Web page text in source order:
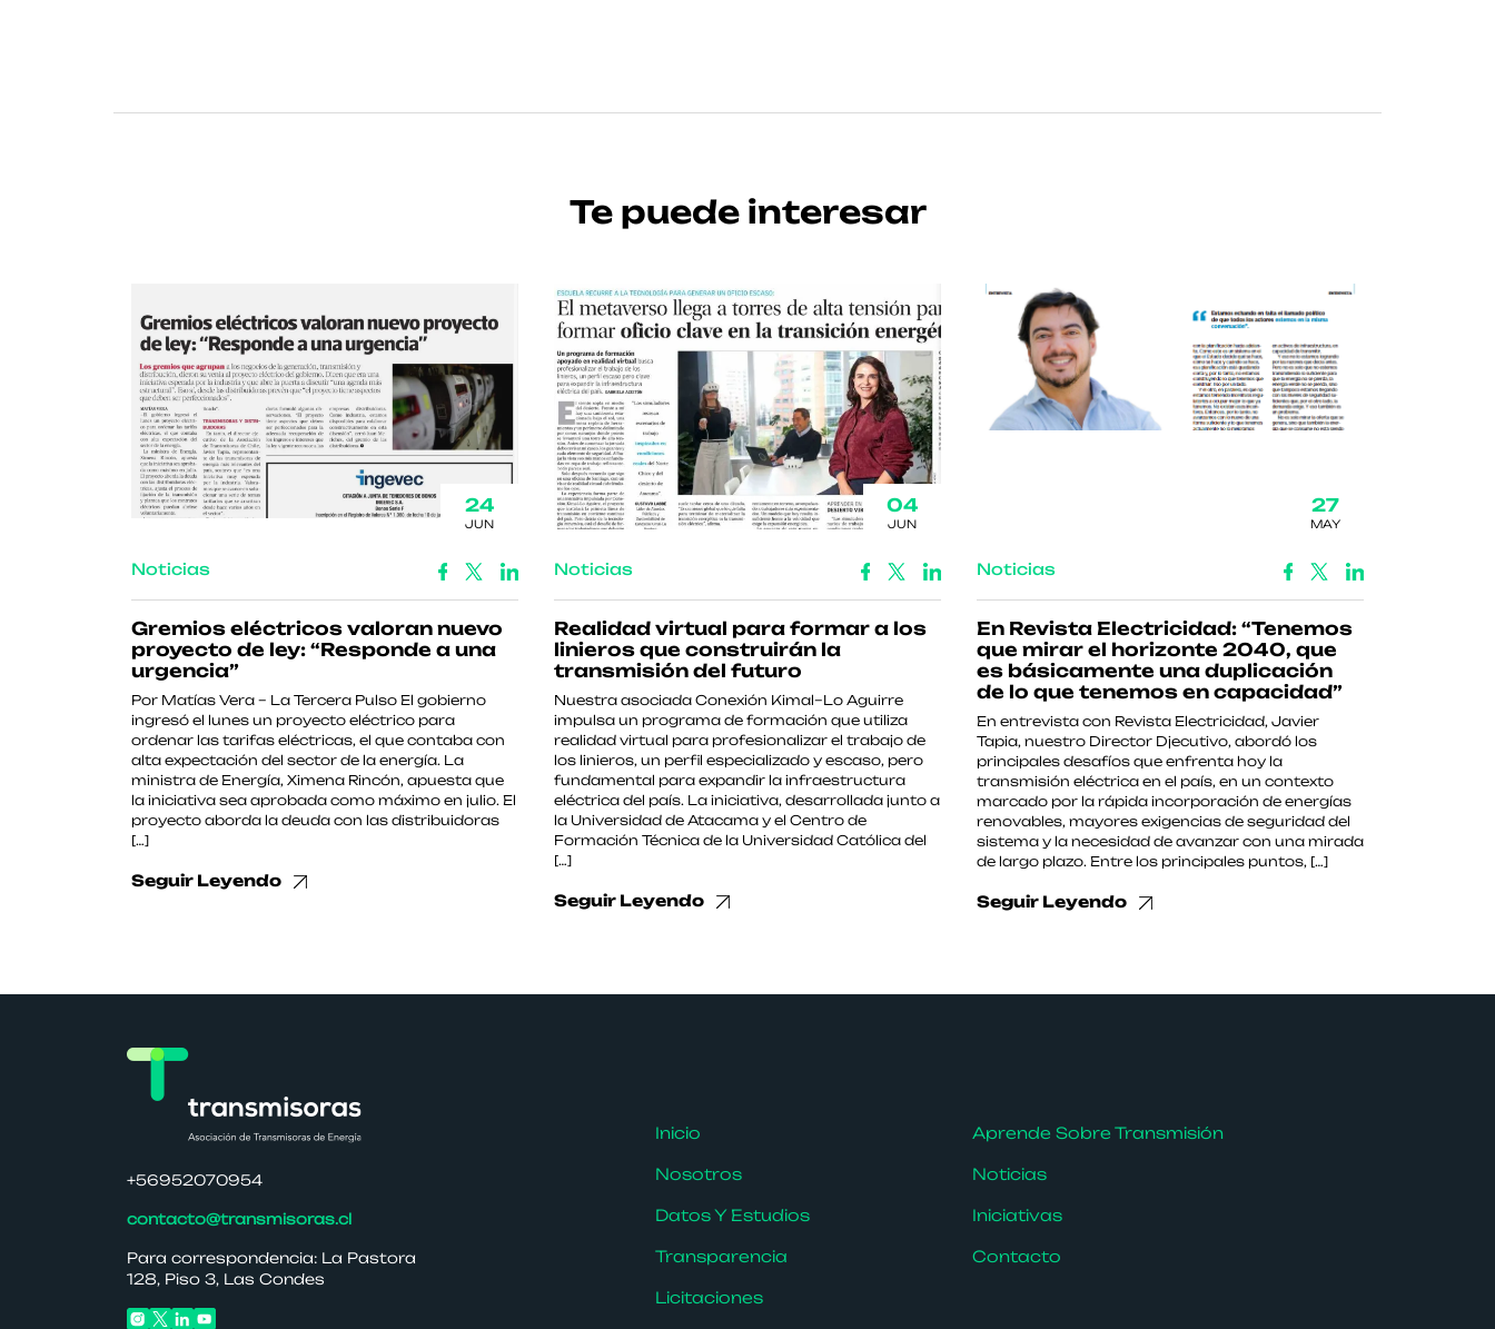
Te puede interesar
24
JUN
Noticias
Gremios eléctricos valoran nuevo
proyecto de ley: “Responde a una
urgencia”
Por Matías Vera – La Tercera Pulso El gobierno
ingresó el lunes un proyecto eléctrico para
ordenar las tarifas eléctricas, el que contaba con
alta expectación del sector de la energía. La
ministra de Energía, Ximena Rincón, apuesta que
la iniciativa sea aprobada como máximo en julio. El
proyecto aborda la deuda con las distribuidoras
[…]
Seguir Leyendo
04
JUN
Noticias
Realidad virtual para formar a los
linieros que construirán la
transmisión del futuro
Nuestra asociada Conexión Kimal–Lo Aguirre
impulsa un programa de formación que utiliza
realidad virtual para profesionalizar el trabajo de
los linieros, un perfil especializado y escaso, pero
fundamental para expandir la infraestructura
eléctrica del país. La iniciativa, desarrollada junto a
la Universidad de Atacama y el Centro de
Formación Técnica de la Universidad Católica del
[…]
Seguir Leyendo
27
MAY
Noticias
En Revista Electricidad: “Tenemos
que mirar el horizonte 2040, que
es básicamente una duplicación
de lo que tenemos en capacidad”
En entrevista con Revista Electricidad, Javier
Tapia, nuestro Director Djecutivo, abordó los
principales desafíos que enfrenta hoy la
transmisión eléctrica en el país, en un contexto
marcado por la rápida incorporación de energías
renovables, mayores exigencias de seguridad del
sistema y la necesidad de avanzar con una mirada
de largo plazo. Entre los principales puntos, […]
Seguir Leyendo
+56952070954
contacto@transmisoras.cl
Para correspondencia: La Pastora
128, Piso 3, Las Condes
Inicio
Nosotros
Datos Y Estudios
Transparencia
Licitaciones
Aprende Sobre Transmisión
Noticias
Iniciativas
Contacto